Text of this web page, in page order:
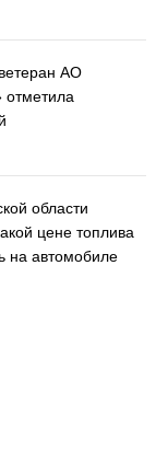
АО
отметила
области
цене топлива
на автомобиле